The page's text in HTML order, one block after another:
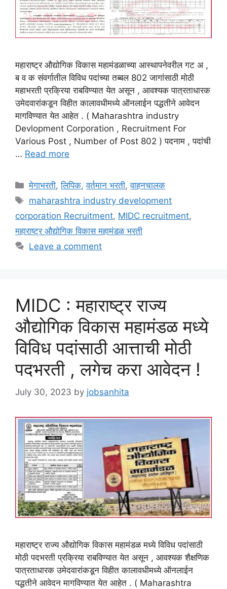
महाराष्ट्र औद्योगिक विकास महामंडळाच्या आस्थापनेवरील गट अ ,
ब व क संवर्गातील विविध पदांच्या तब्बल 802 जागांसाठी मोठी
महाभरती प्रक्रिया राबविण्यात येत असून , आवश्यक पात्रताधारक
उमेदवारांकडून विहीत कालावधीमध्ये ऑनलाईन पद्धतीने आवेदन
मागविण्यात येत आहेत . ( Maharashtra industry
Devlopment Corporation , Recruitment For
Various Post , Number of Post 802 ) पदनाम , पदांची
… Read more
Categories
मेगाभरती,लिपिक,वर्तमान भरती,वाहनचालक
Tags
maharashtra industry development
corporation Recruitment, MIDC recruitment,
महाराष्ट्र औद्योगिक विकास महामंडळ भरती
Leave a comment
MIDC : महाराष्ट्र राज्य
औद्योगिक विकास महामंडळ मध्ये
विविध पदांसाठी आत्ताची मोठी
पदभरती , लगेच करा आवेदन !
July 30, 2023 by jobsanhita
महाराष्ट्र राज्य औद्योगिक विकास महामंडळ मध्ये विविध पदांसाठी
मोठी पदभरती प्रक्रिया राबविण्यात येत असून , आवश्यक शैक्षणिक
पात्रताधारक उमेदवारांकडून विहीत कालावधीमध्ये ऑनलाईन
पद्धतीने आवेदन मागविण्यात येत आहेत . ( Maharashtra